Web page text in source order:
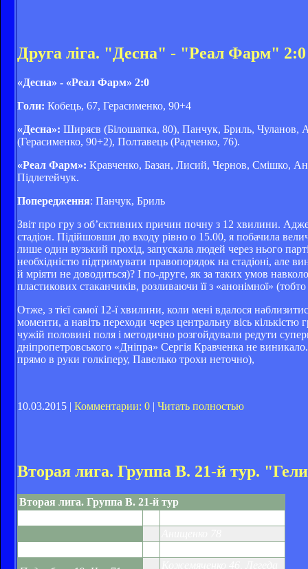
Друга ліга. "Десна" - "Реал Фарм" 2:0
«Десна» - «Реал Фарм» 2:0
Голи: Кобець, 67, Герасименко, 90+4
«Десна»: Ширяєв (Білошапка, 80), Панчук, Бриль, Чуланов,
(Герасименко, 90+2), Полтавець (Радченко, 76).
«Реал Фарм»: Кравченко, Базан, Лисий, Чернов, Смішко,
Підлетейчук.
Попередження: Панчук, Бриль
Звіт про гру з об’єктивних причин почну з 12 хвилини.
стадіон. Підійшовши до входу рівно о 15.00, я побачила
лише один вузький прохід, запускала людей через нього
необхідністю підтримувати правопорядок на стадіоні,
й мріяти не доводиться)? І по-друге, як за таких умов
пластикових стаканчиків, розливаючи її з «анонімної»
Отже, з тієї самої 12-ї хвилини, коли мені вдалося
моменти, а навіть переходи через центральну вісь
чужій половині поля і методично розгойдували редути
дніпропетровського «Дніпра» Сергія Кравченка не
прямо в руки голкіперу, Павелько трохи неточно),
10.03.2015 | Комментарии: 0 | Читать полностью
Вторая лига. Группа В. 21-й тур.
Вторая лига. Группа В. 21-й тур